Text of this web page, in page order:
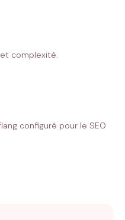
complexité.
configuré pour le SEO